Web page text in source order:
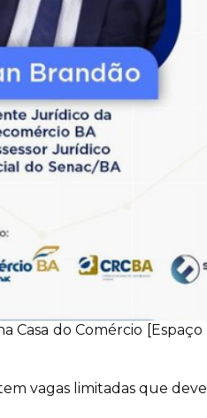
Casa do Comércio
vagas limitadas que